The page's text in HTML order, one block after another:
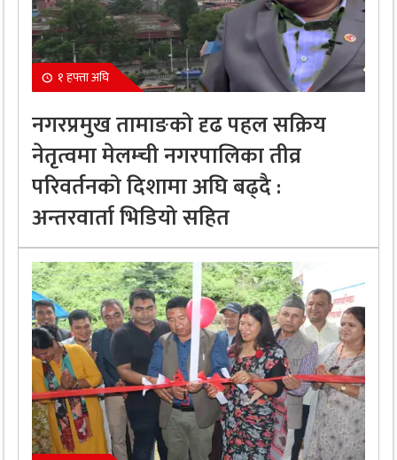
१ हफ्ता अघि
नगरप्रमुख तामाङको दृढ पहल सक्रिय
नेतृत्वमा मेलम्ची नगरपालिका तीव्र
परिवर्तनको दिशामा अघि बढ्दै :
अन्तरवार्ता भिडियो सहित